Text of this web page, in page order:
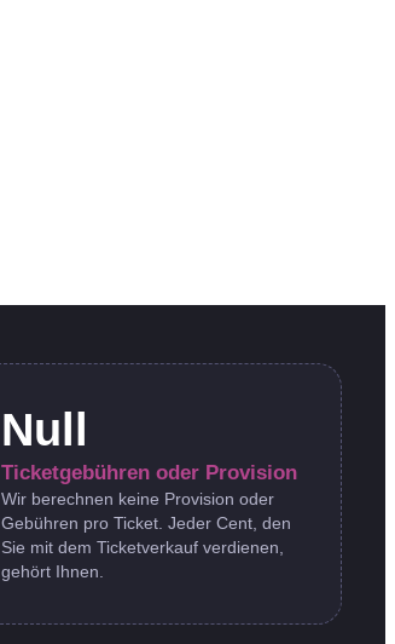
Null
Ticketgebühren oder Provision
Wir berechnen keine Provision oder
Gebühren pro Ticket. Jeder Cent, den
Sie mit dem Ticketverkauf verdienen,
gehört Ihnen.